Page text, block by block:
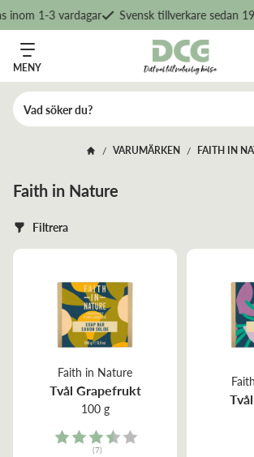
inom 1-3 vardagar Svensk tillverkare sedan
MENY
/ VARUMÄRKEN / FAITH IN
Faith in Nature
Filtrera
Faith in Nature
Tvål Grapefrukt
100 g
Rating:
(7)